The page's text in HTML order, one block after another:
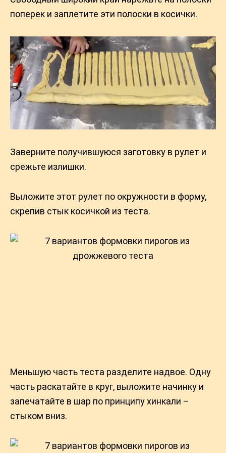
поперек и заплетите эти полоски в косички.
Заверните получившуюся заготовку в рулет и
срежьте излишки.
Выложите этот рулет по окружности в форму,
скрепив стык косичкой из теста.
Меньшую часть теста разделите надвое. Одну
часть раскатайте в круг, выложите начинку и
запечатайте в шар по принципу хинкали –
стыком вниз.